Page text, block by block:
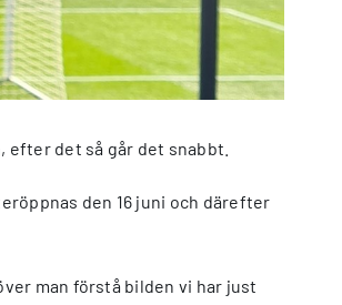
efter det så går det snabbt.
den 16 juni och därefter
man förstå bilden vi har just